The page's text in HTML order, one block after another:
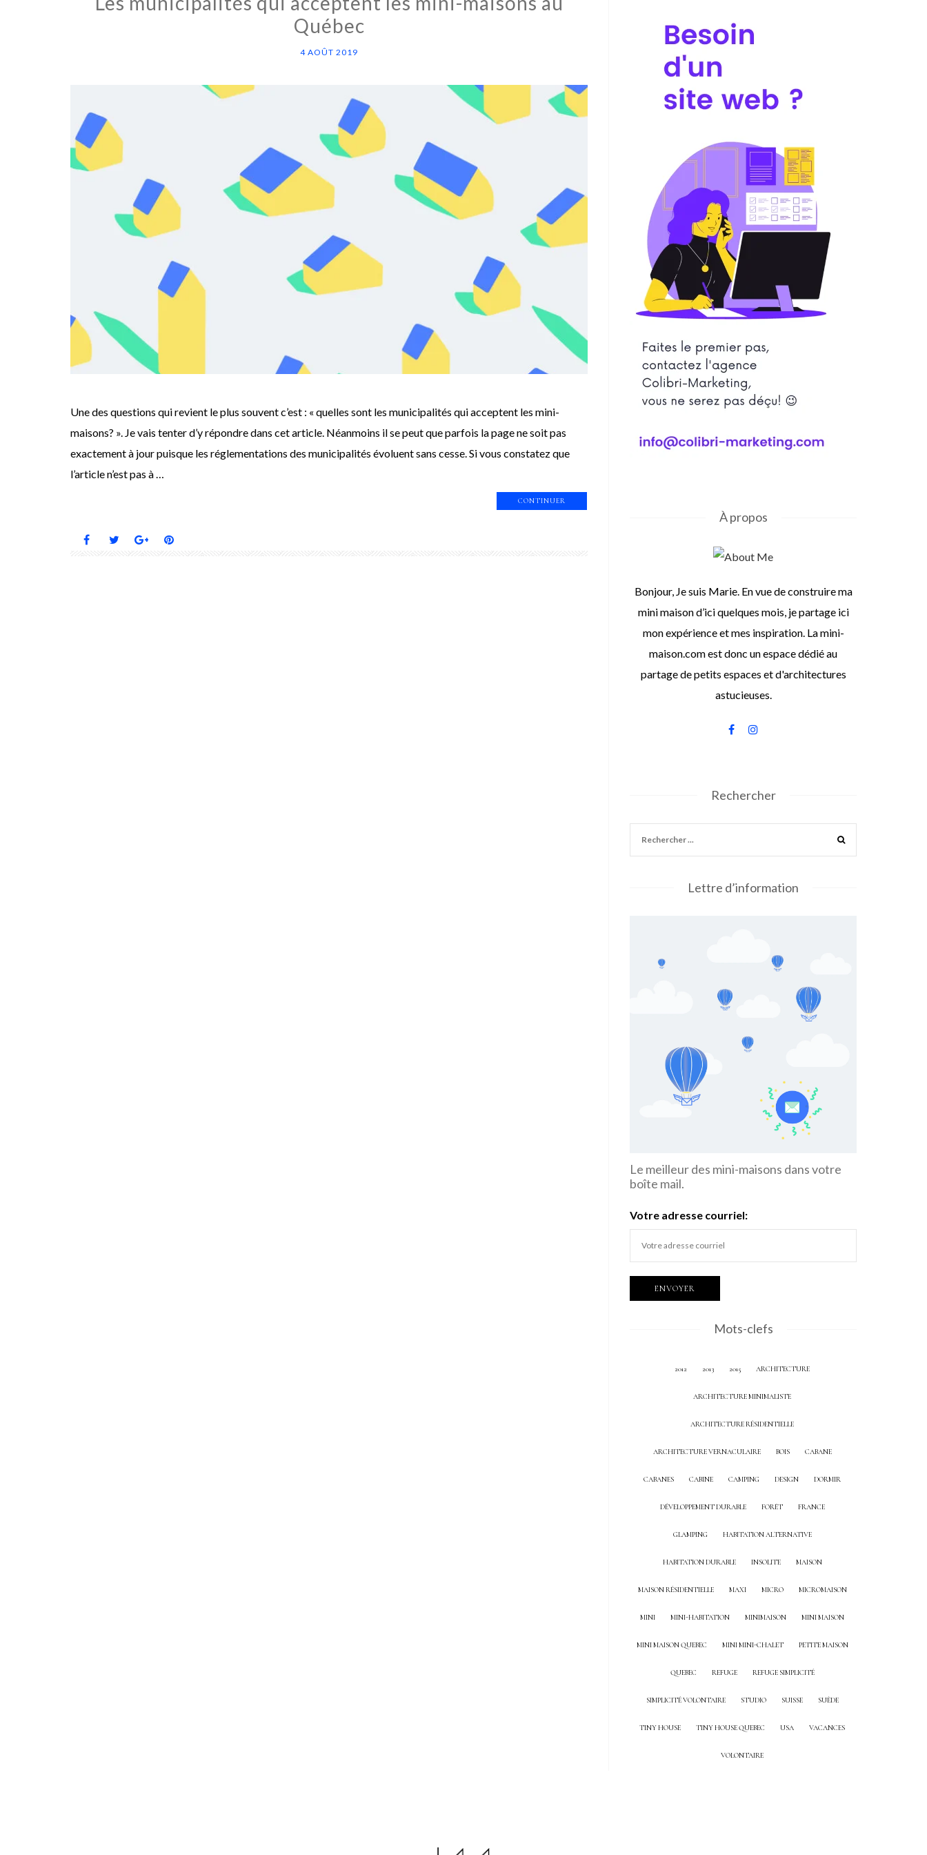
Québec
4 AOÛT 2019
Une des questions qui revient le plus souvent c’est : « quelles sont les municipalités qui acceptent les mini-
maisons? ». Je vais tenter d’y répondre dans cet article. Néanmoins il se peut que parfois la page ne soit pas
exactement à jour puisque les réglementations des municipalités évoluent sans cesse. Si vous constatez que
l’article n’est pas à …
CONTINUER
À propos
Bonjour, Je suis Marie. En vue de construire ma
mini maison d’ici quelques mois, je partage ici
mon expérience et mes inspiration. La mini-
maison.com est donc un espace dédié au
partage de petits espaces et d'architectures
astucieuses.
Rechercher
Lettre d’information
Le meilleur des mini-maisons dans votre
boîte mail.
Votre adresse courriel:
Mots-clefs
2012 2013 2015 ARCHITECTURE
ARCHITECTURE MINIMALISTE
ARCHITECTURE RÉSIDENTIELLE
ARCHITECTURE VERNACULAIRE BOIS CABANE
CABANES CABINE CAMPING DESIGN DORMIR
DÉVELOPPEMENT DURABLE FORÊT FRANCE
GLAMPING HABITATION ALTERNATIVE
HABITATION DURABLE INSOLITE MAISON
MAISON RÉSIDENTIELLE MAXI MICRO MICROMAISON
MINI MINI-HABITATION MINIMAISON MINI MAISON
MINI MAISON QUEBEC MINI MINI-CHALET PETITE MAISON
QUEBEC REFUGE REFUGE SIMPLICITÉ
SIMPLICITÉ VOLONTAIRE STUDIO SUISSE SUÈDE
TINY HOUSE TINY HOUSE QUEBEC USA VACANCES
VOLONTAIRE